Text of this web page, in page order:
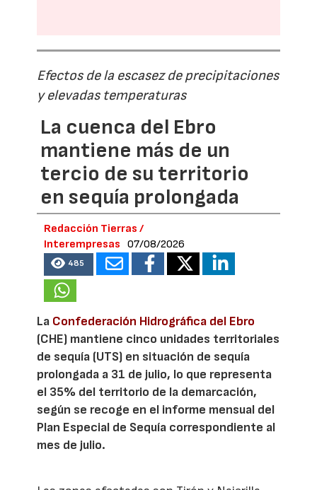
Efectos de la escasez de precipitaciones
y elevadas temperaturas
La cuenca del Ebro
mantiene más de un
tercio de su territorio
en sequía prolongada
Redacción Tierras /
Interempresas
07/08/2026
485
La Confederación Hidrográfica del Ebro
(CHE) mantiene cinco unidades territoriales
de sequía (UTS) en situación de sequía
prolongada a 31 de julio, lo que representa
el 35% del territorio de la demarcación,
según se recoge en el informe mensual del
Plan Especial de Sequía correspondiente al
mes de julio.